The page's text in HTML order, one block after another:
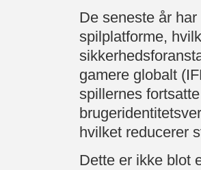
De seneste år
spilplatforme,
gamere globalt
spillernes
hvilket reducerer
Dette er ikke blot